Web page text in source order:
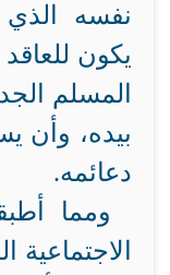
نفسه
يكون
المسلم
بيده، وأن
دعائمه.
ومما
الاجتماعية